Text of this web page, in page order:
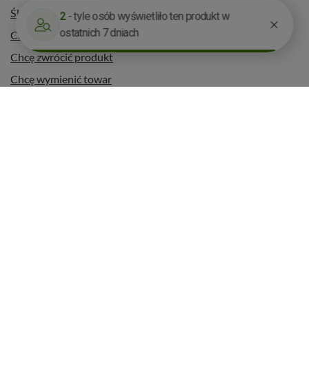
Śledzenie przesyłki
Chcę zareklamować produkt
Chcę zwrócić produkt
Chcę wymienić towar